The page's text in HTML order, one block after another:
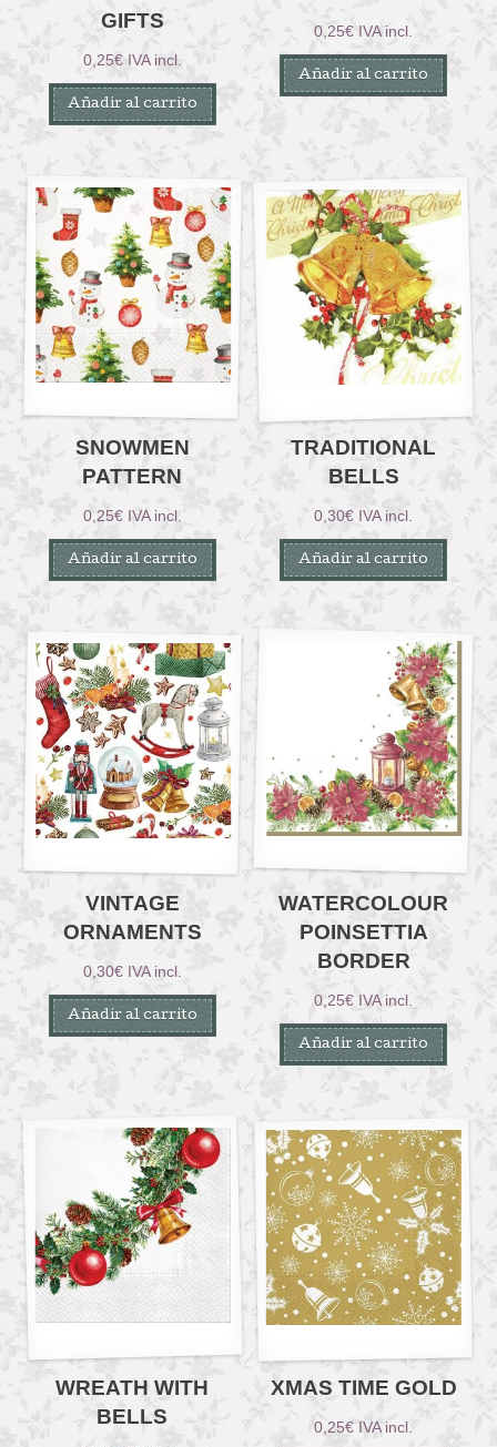
GIFTS
0,25€ IVA incl.
Añadir al carrito
0,25€ IVA incl.
Añadir al carrito
SNOWMEN
PATTERN
0,25€ IVA incl.
Añadir al carrito
TRADITIONAL
BELLS
0,30€ IVA incl.
Añadir al carrito
VINTAGE
ORNAMENTS
0,30€ IVA incl.
Añadir al carrito
WATERCOLOUR
POINSETTIA
BORDER
0,25€ IVA incl.
Añadir al carrito
WREATH WITH
BELLS
XMAS TIME GOLD
0,25€ IVA incl.